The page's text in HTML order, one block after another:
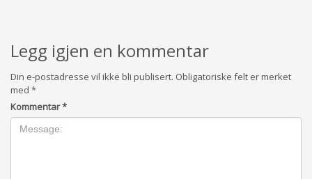
Legg igjen en kommentar
Din e-postadresse vil ikke bli publisert. Obligatoriske felt er merket
med *
Kommentar*